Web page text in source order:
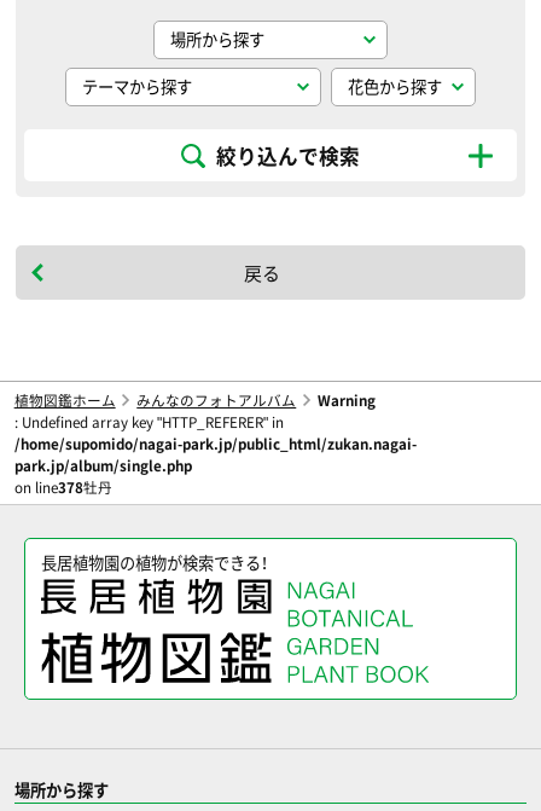
絞り込んで検索
戻る
植物図鑑ホーム みんなのフォトアルバム
Warning
: Undefined array key "HTTP_REFERER" in
/home/supomido/nagai-park.jp/public_html/zukan.nagai-
park.jp/album/single.php
on line378牡丹
長居植物園の植物が検索できる！
場所から探す